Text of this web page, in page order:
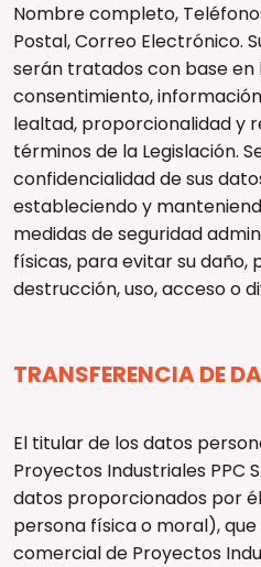
Nombre completo,
Postal, Correo Electrónico.
serán tratados con base en
consentimiento,
lealtad, proporcionalidad y
términos de la Legislación.
confidencialidad de sus
estableciendo y
medidas de seguridad
físicas, para evitar su daño,
destrucción, uso, acceso o
TRANSFERENCIA DE
El titular de los datos
Proyectos Industriales PPC
datos proporcionados por
persona física o moral),
comercial de Proyectos